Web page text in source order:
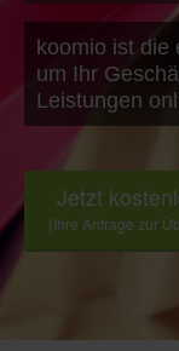
koomio ist die
um Ihr
Leistungen
Jetzt
(Ihre Anfrage zur